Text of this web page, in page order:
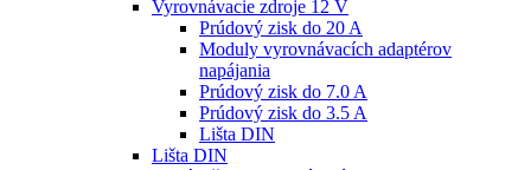
Vyrovnávacie zdroje 12 V
Prúdový zisk do 20 A
Moduly vyrovnávacích adaptérov
napájania
Prúdový zisk do 7.0 A
Prúdový zisk do 3.5 A
Lišta DIN
Lišta DIN